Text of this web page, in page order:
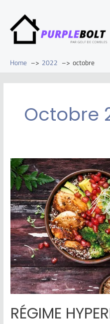
Home 2022 octobre
Octobre
RÉGIME